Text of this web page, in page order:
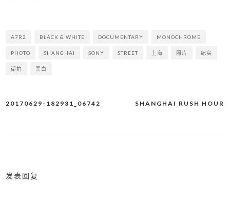
A7R2 BLACK & WHITE DOCUMENTARY MONOCHROME
PHOTO SHANGHAI SONY STREET 上海 照片 纪实
街拍 黑白
文
SHANGHAI RUSH HOUR
20170629-182931_06742
发表回复